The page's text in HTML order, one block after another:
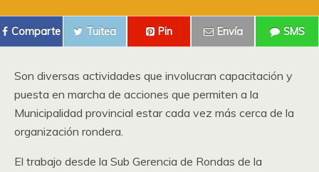
Comparte Tuitea Pin Envía SMS
Son diversas actividades que involucran capacitación y
puesta en marcha de acciones que permiten a la
Municipalidad provincial estar cada vez más cerca de la
organización rondera.
El trabajo desde la Sub Gerencia de Rondas de la